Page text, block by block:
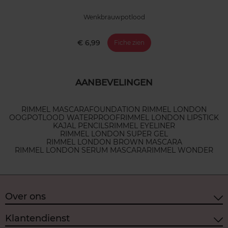
Wenkbrauwpotlood
€ 6,99 Fiche zien
AANBEVELINGEN
RIMMEL MASCARAFOUNDATION RIMMEL LONDON
OOGPOTLOOD WATERPROOFRIMMEL LONDON LIPSTICK
KAJAL PENCILSRIMMEL EYELINER
RIMMEL LONDON SUPER GEL
RIMMEL LONDON BROWN MASCARA
RIMMEL LONDON SERUM MASCARARIMMEL WONDER
Over ons
Klantendienst